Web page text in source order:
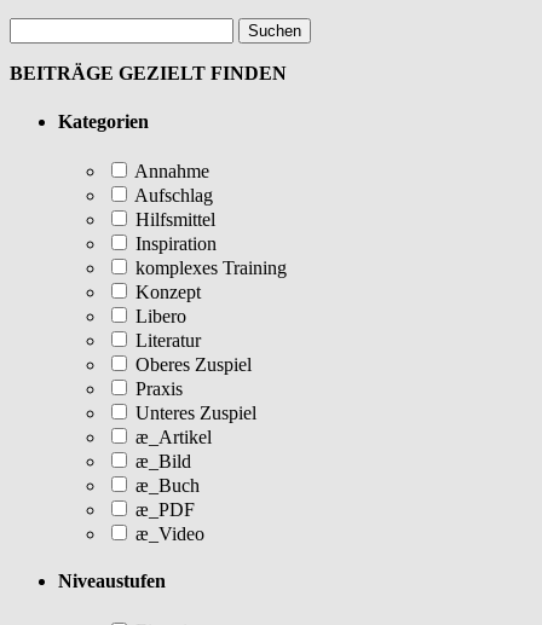
BEITRÄGE GEZIELT FINDEN
Kategorien
Annahme
Aufschlag
Hilfsmittel
Inspiration
komplexes Training
Konzept
Libero
Literatur
Oberes Zuspiel
Praxis
Unteres Zuspiel
æ_Artikel
æ_Bild
æ_Buch
æ_PDF
æ_Video
Niveaustufen